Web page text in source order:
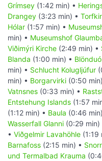
Grímsey (1:42 min) •
Drangey (3:23 min) •
Hólar (1:57 min) •
min) • Museumshof
Viðimýri Kirche (2:49 min) •
Blanda (1:00 min) •
min) • Schlucht Kolugljúfur
min) • Borgarvirki (0:50
Vatnsnes (0:33 min) •
Entstehung Islands (1:57
(1:12 min) • Baula (0:46
Wasserfall Glanni (0:29 min)
• Viðgelmir Lavahöhle (1:19
Barnafoss (2:15 min) •
und Termalbad Krauma